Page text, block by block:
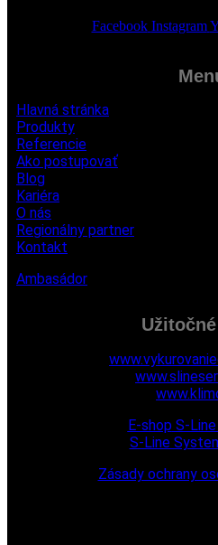
Facebook Instagram
Hlavná stránka
Produkty
Referencie
Ako postupovať
Blog
Kariéra
O nás
Regionálny partner
Kontakt
Ambasádor
E-shopS-
S-Line
Zásady ochrany